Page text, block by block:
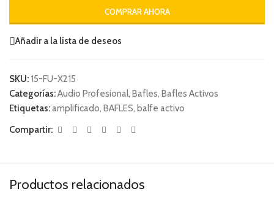
COMPRAR AHORA
Añadir a la lista de deseos
SKU: 15-FU-X215
Categorías:Audio Profesional, Bafles, Bafles Activos
Etiquetas:amplificado, BAFLES, balfe activo
Compartir:
Productos relacionados